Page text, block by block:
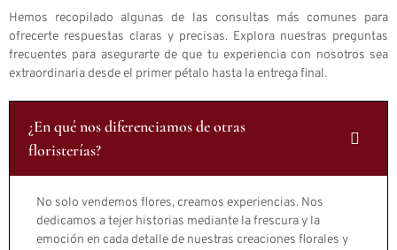
Hemos recopilado algunas de las consultas más comunes para
ofrecerte respuestas claras y precisas. Explora nuestras preguntas
frecuentes para asegurarte de que tu experiencia con nosotros sea
extraordinaria desde el primer pétalo hasta la entrega final.
¿En qué nos diferenciamos de otras
floristerías?
No solo vendemos flores, creamos experiencias. Nos
dedicamos a tejer historias mediante la frescura y la
emoción en cada detalle de nuestras creaciones florales y